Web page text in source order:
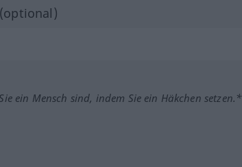
ein Mensch sind, indem Sie ein Häkchen setzen.*